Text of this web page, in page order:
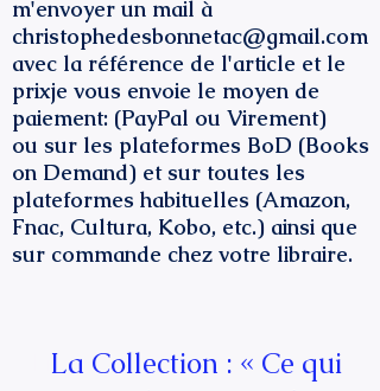
La Collection : « Ce qui
m'envoyer un mail à
christophedesbonnetac@gmail.com
avec la référence de l'article et le
prixje vous envoie le moyen de
paiement: (PayPal ou Virement)
ou sur les plateformes BoD (Books
on Demand) et sur toutes les
plateformes habituelles (Amazon,
Fnac, Cultura, Kobo, etc.) ainsi que
sur commande chez votre libraire.